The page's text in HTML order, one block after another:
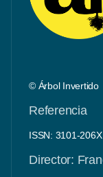
© Árbol Invertido
Referencia
ISSN: 3101-206X
Director: